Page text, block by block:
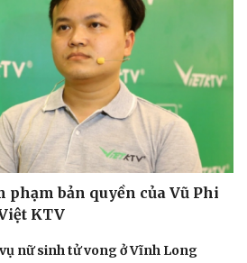
phạm bản quyền của Vũ Phi
KTV
nữ sinh tử vong ở Vĩnh Long